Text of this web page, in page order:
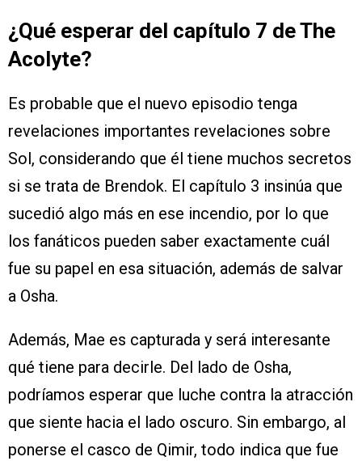
¿Qué esperar del capítulo 7 de The
Acolyte?
Es probable que el nuevo episodio tenga
revelaciones importantes revelaciones sobre
Sol, considerando que él tiene muchos secretos
si se trata de Brendok. El capítulo 3 insinúa que
sucedió algo más en ese incendio, por lo que
los fanáticos pueden saber exactamente cuál
fue su papel en esa situación, además de salvar
a Osha.
Además, Mae es capturada y será interesante
qué tiene para decirle. Del lado de Osha,
podríamos esperar que luche contra la atracción
que siente hacia el lado oscuro. Sin embargo, al
ponerse el casco de Qimir, todo indica que fue